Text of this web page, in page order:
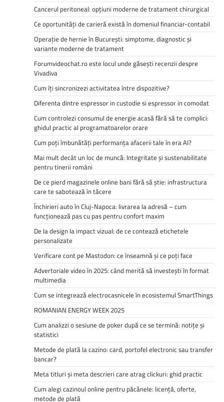
Cancerul peritoneal: opțiuni moderne de tratament chirurgical
Ce oportunități de carieră există în domeniul financiar-contabil
Operație de hernie în București: simptome, diagnostic și
variante moderne de tratament
Forumvideochat.ro este locul unde găsești recenzii despre
Vivadiva
Cum îți sincronizezi activitatea între dispozitive?
Diferenta dintre espressor in custodie si espressor in comodat
Cum controlezi consumul de energie acasă fără să te complici:
ghidul practic al programatoarelor orare
Cum poți îmbunătăți performanța afacerii tale în era AI?
Mai mult decât un loc de muncă: Integritate și sustenabilitate
pentru tinerii români
De ce pierd magazinele online bani fără să știe: infrastructura
care te sabotează în tăcere
Închirieri auto în Cluj-Napoca: livrarea la adresă – cum
funcționează pas cu pas pentru confort maxim
De la design la impact vizual: de ce contează etichetele
personalizate
Verificare cont pe Mastodon: ce înseamnă și ce poți face
Advertoriale video în 2025: când merită să investești în format
multimedia
Cum se integrează electrocasnicele în ecosistemul SmartThings
ROMANIAN ENERGY WEEK 2025
Cum analizzi o sesiune de poker după ce se termină: notițe și
statistici
Metode de plată la cazino: card, portofel electronic sau transfer
bancar?
Meta titluri și meta descrieri care atrag clickuri: ghid practic
Cum alegi cazinoul online pentru păcănele: licență, oferte,
metode de plată